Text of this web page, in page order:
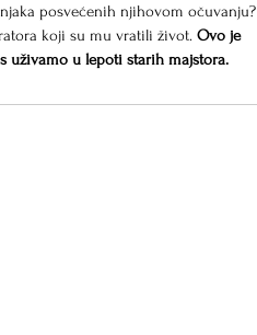
posvećenih njihovom očuvanju?
koji su mu vratili život. Ovo je
uživamo u lepoti starih majstora.